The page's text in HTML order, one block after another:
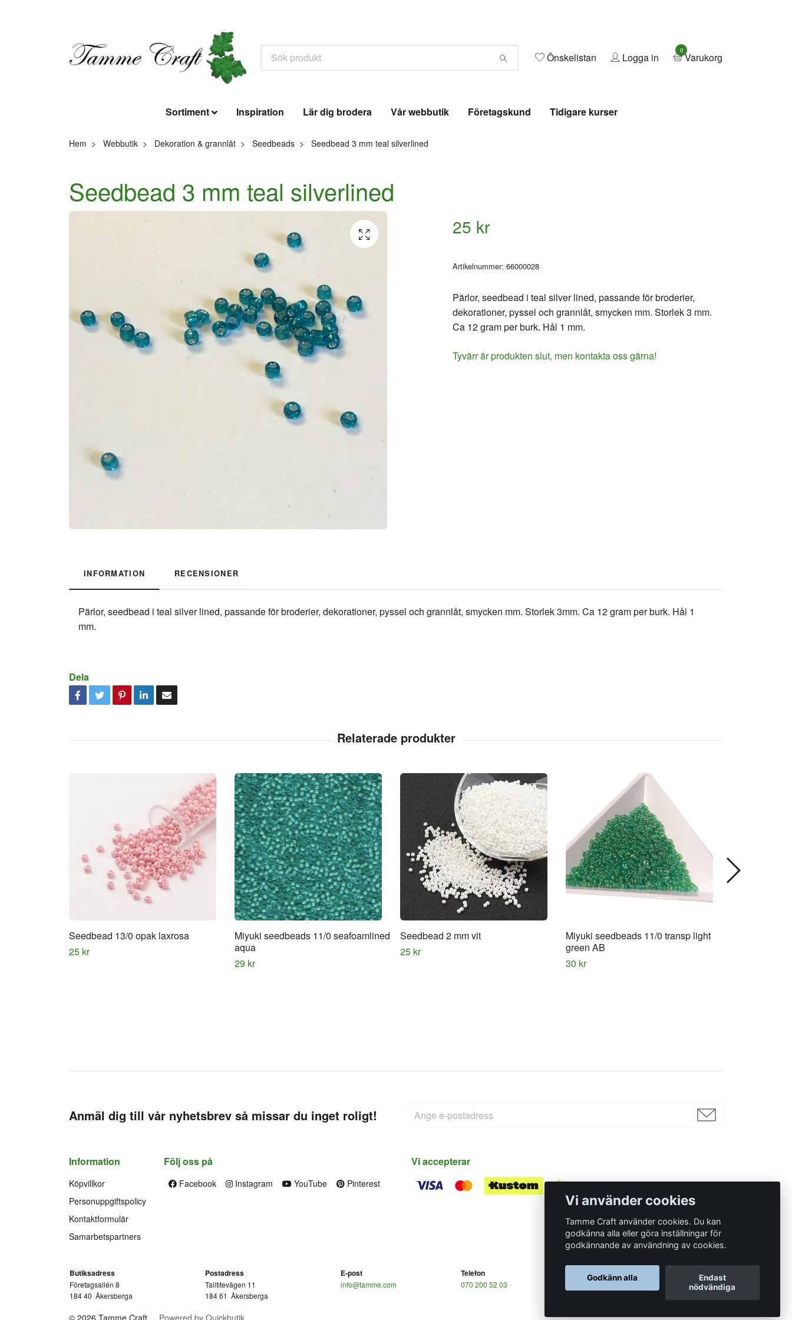
Önskelistan Logga in
0
Varukorg
Sortiment Inspiration Lär dig brodera Vår webbutik Företagskund Tidigare kurser
Hem Webbutik Dekoration & grannlåt Seedbeads Seedbead 3 mm teal silverlined
Seedbead 3 mm teal silverlined
25 kr
Artikelnummer: 66000028
Pärlor, seedbead i teal silver lined, passande för broderier,
dekorationer, pyssel och grannlåt, smycken mm. Storlek 3 mm.
Ca 12 gram per burk. Hål 1 mm.
Tyvärr är produkten slut, men kontakta oss gärna!
INFORMATION RECENSIONER
Pärlor, seedbead i teal silver lined, passande för broderier, dekorationer, pyssel och grannlåt, smycken mm. Storlek 3mm. Ca 12 gram per burk. Hål 1
mm.
Dela
Seedbead 13/0 opak laxrosa
25 kr
Miyuki seedbeads 11/0 seafoamlined
aqua
29 kr
Seedbead 2 mm vit
25 kr
Miyuki seedbeads 11/0 transp light
green AB
30 kr
Anmäl dig till vår nyhetsbrev så missar du inget roligt!
Information
Köpvillkor
Personuppgiftspolicy
Kontaktformulär
Samarbetspartners
Följ oss på
Facebook Instagram YouTube Pinterest
Vi accepterar
Butiksadress
Företagsallén 8
184 40 Åkersberga
Postadress
Talltitevägen 11
184 61 Åkersberga
E-post
info@tamme.com
Telefon
070 200 52 03
Organisationsnummer
© 2026 Tamme Craft Powered by Quickbutik
Vi använder cookies
Tamme Craft använder cookies. Du kan
godkänna alla eller göra inställningar för
godkännande av användning av cookies.
Godkänn alla
Endast
nödvändiga